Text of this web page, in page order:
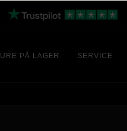
URE PÅ LAGER SERVICE